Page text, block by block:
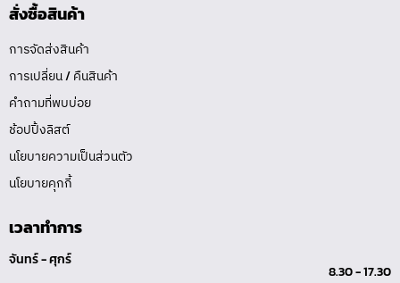
สั่งซื้อสินค้า
การจัดส่งสินค้า
การเปลี่ยน / คืนสินค้า
คำถามที่พบบ่อย
ช้อปปิ้งลิสต์
นโยบายความเป็นส่วนตัว
นโยบายคุกกี้
เวลาทำการ
จันทร์ - ศุกร์
8.30 - 17.30